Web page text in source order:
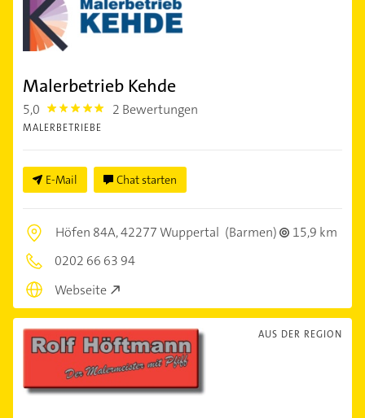
Malerbetrieb Kehde
5,0 5.0 2 Bewertungen
MALERBETRIEBE
E-Mail Chat starten
Höfen 84A,42277 Wuppertal (Barmen)
15,9 km
0202 66 63 94
Webseite
AUS DER REGION